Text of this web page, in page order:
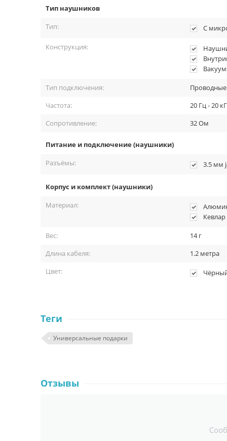
Тип наушников
Тип:
С
Конструкция:
Тип подключения:
Проводные
Частота:
20 Гц - 20
Сопротивление:
32 Ом
Питание и подключение (наушники)
Разъёмы:
3.5 мм
Корпус и комплект (наушники)
Материал:
Кевлар
Вес:
14 г
Длина кабеля:
1.2 метра
Цвет:
Теги
Универсальные подарки
Отзывы